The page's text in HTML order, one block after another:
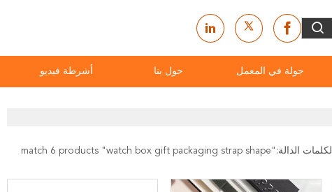
أشرطة فيديو حول بنا جولة في المعمل
الكلمات الدالة:" watch box gift packaging strap shape
" match 6 products